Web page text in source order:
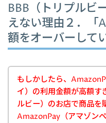
BBB（トリプルビ
えない理由２．「
額をオーバーして
もしかしたら、
イ）の利用金額が高額す
ルビー）のお店で商品を
AmazonPay（アマゾン